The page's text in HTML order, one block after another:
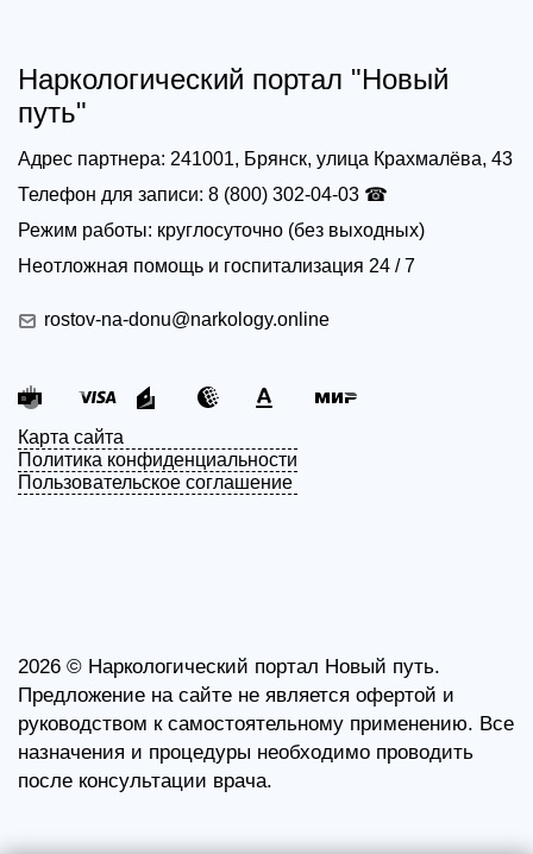
Наркологический портал "Новый
путь"
Адрес партнера: 241001, Брянск, улица Крахмалёва, 43
Телефон для записи: 8 (800) 302-04-03 ☎
Режим работы: круглосуточно (без выходных)
Неотложная помощь и госпитализация 24 / 7
rostov-na-donu@narkology.online
Карта сайта
Политика конфиденциальности
Пользовательское соглашение
2026 © Наркологический портал Новый путь.
Предложение на сайте не является офертой и
руководством к самостоятельному применению. Все
назначения и процедуры необходимо проводить
после консультации врача.